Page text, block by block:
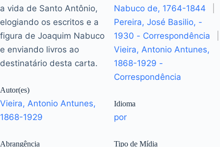
a vida de Santo Antônio,
elogiando os escritos e a
figura de Joaquim Nabuco
e enviando livros ao
destinatário desta carta.
Autor(es)
Vieira, Antonio Antunes,
1868-1929
Abrangência
Nabuco de, 1764-1844
Pereira, José Basilio, -
1930 - Correspondência
Vieira, Antonio Antunes,
1868-1929 -
Correspondência
Idioma
por
Tipo de Mídia